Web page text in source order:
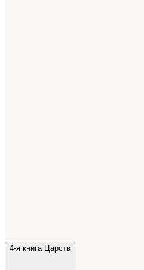
4-я книга Царств